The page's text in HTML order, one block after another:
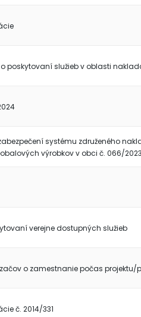
o poskytovaní služieb v oblasti
systému združeného
výrobkov v obci č. 066/2023
verejne dostupných služieb
o zamestnanie počas projektu/
č. 2014/331